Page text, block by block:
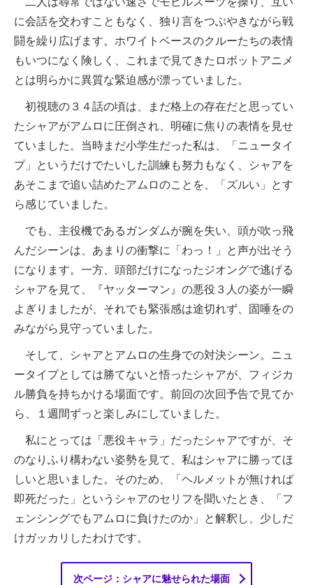
に会話を交わすこともなく、独り言をつぶやきながら戦
闘を繰り広げます。ホワイトベースのクルーたちの表情
もいつになく険しく、これまで見てきたロボットアニメ
とは明らかに異質な緊迫感が漂っていました。
初視聴の３４話の頃は、まだ格上の存在だと思ってい
たシャアがアムロに圧倒され、明確に焦りの表情を見せ
ていました。当時まだ小学生だった私は、「ニュータイ
プ」というだけでたいした訓練も努力もなく、シャアを
あそこまで追い詰めたアムロのことを、「ズルい」とす
ら感じていました。
でも、主役機であるガンダムが腕を失い、頭が吹っ飛
んだシーンは、あまりの衝撃に「わっ！」と声が出そう
になります。一方、頭部だけになったジオングで逃げる
シャアを見て、『ヤッターマン』の悪役３人の姿が一瞬
よぎりましたが、それでも緊張感は途切れず、固唾をの
みながら見守っていました。
そして、シャアとアムロの生身での対決シーン。ニュ
ータイプとしては勝てないと悟ったシャアが、フィジカ
ル勝負を持ちかける場面です。前回の次回予告で見てか
ら、１週間ずっと楽しみにしていました。
私にとっては「悪役キャラ」だったシャアですが、そ
のなりふり構わない姿勢を見て、私はシャアに勝ってほ
しいと思いました。そのため、「ヘルメットが無ければ
即死だった」というシャアのセリフを聞いたとき、「フ
ェンシングでもアムロに負けたのか」と解釈し、少しだ
けガッカリしたわけです。
次ページ：シャアに魅せられた場面